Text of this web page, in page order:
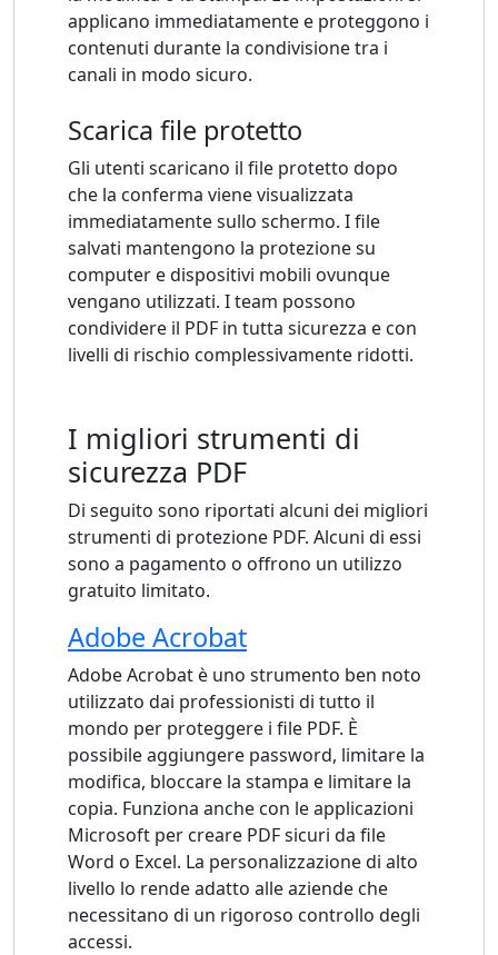
applicano immediatamente e proteggono i
contenuti durante la condivisione tra i
canali in modo sicuro.
Scarica file protetto
Gli utenti scaricano il file protetto dopo
che la conferma viene visualizzata
immediatamente sullo schermo. I file
salvati mantengono la protezione su
computer e dispositivi mobili ovunque
vengano utilizzati. I team possono
condividere il PDF in tutta sicurezza e con
livelli di rischio complessivamente ridotti.
I migliori strumenti di
sicurezza PDF
Di seguito sono riportati alcuni dei migliori
strumenti di protezione PDF. Alcuni di essi
sono a pagamento o offrono un utilizzo
gratuito limitato.
Adobe Acrobat
Adobe Acrobat è uno strumento ben noto
utilizzato dai professionisti di tutto il
mondo per proteggere i file PDF. È
possibile aggiungere password, limitare la
modifica, bloccare la stampa e limitare la
copia. Funziona anche con le applicazioni
Microsoft per creare PDF sicuri da file
Word o Excel. La personalizzazione di alto
livello lo rende adatto alle aziende che
necessitano di un rigoroso controllo degli
accessi.